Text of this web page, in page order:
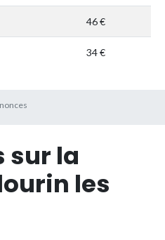
46 €
34 €
sur la
les